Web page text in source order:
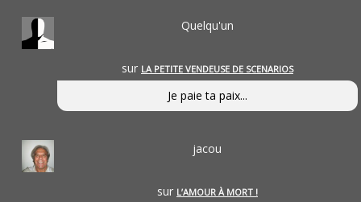
Quelqu'un
sur LA PETITE VENDEUSE DE SCENARIOS
Je paie ta paix...
jacou
sur L’AMOUR À MORT !